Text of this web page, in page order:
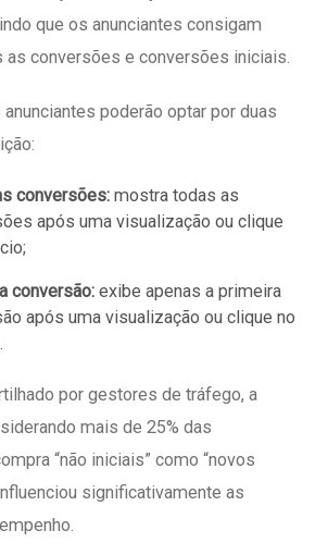
que os anunciantes consigam
conversões e conversões iniciais.
poderão optar por duas
conversões: mostra todas as
após uma visualização ou clique
conversão: exibe apenas a primeira
após uma visualização ou clique no
por gestores de tráfego, a
mais de 25% das
“não iniciais” como “novos
significativamente as